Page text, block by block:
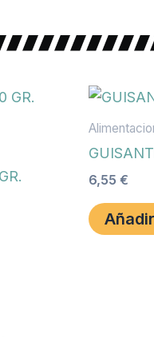
6,55 €